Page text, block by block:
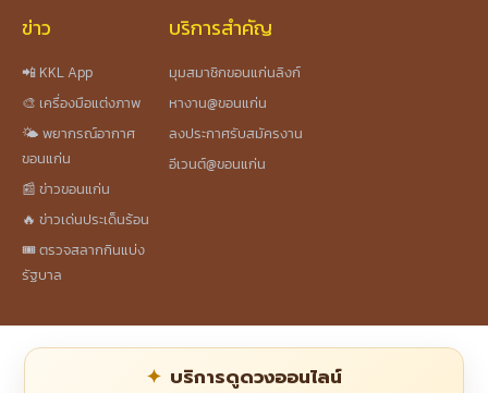
ข่าว
📲 KKL App
🎨 เครื่องมือแต่งภาพ
🌤️ พยากรณ์อากาศ
ขอนแก่น
📰 ข่าวขอนแก่น
🔥 ข่าวเด่นประเด็นร้อน
🎟️ ตรวจสลากกินแบ่ง
รัฐบาล
บริการสำคัญ
มุมสมาชิกขอนแก่นลิงก์
หางาน@ขอนแก่น
ลงประกาศรับสมัครงาน
อีเวนต์@ขอนแก่น
บริการดูดวงออนไลน์